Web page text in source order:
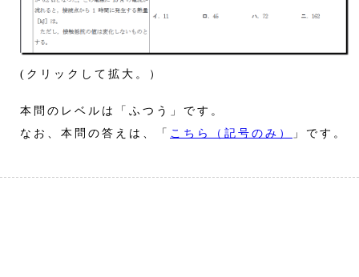
(クリックして拡大。）
本問のレベルは「ふつう」です。
なお、本問の答えは、「 こちら（記号のみ） 」です。